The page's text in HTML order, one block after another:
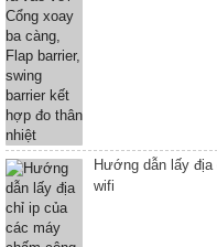
Hướng dẫn lấy
wifi